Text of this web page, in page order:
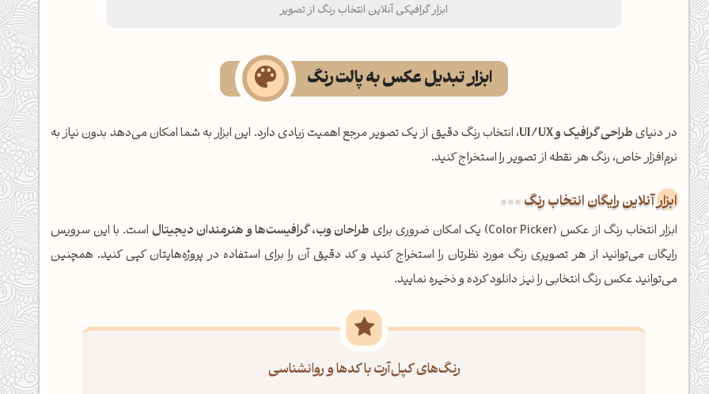
ابزار گرافیکی آنلاین انتخاب رنگ از تصویر
ابزار تبدیل عکس به پالت رنگ
در دنیایطراحی گرافیک و UI/UX
، انتخاب رنگ دقیق از یک تصویر مرجع اهمیت زیادی دارد. این ابزار به شما امکان می‌دهد بدون نیاز به
نرم‌افزار خاص، رنگ هر نقطه از تصویر را استخراج کنید.
ابزار آنلاین رایگان انتخاب رنگ
ابزار انتخاب رنگ از عکس (Color Picker) یک امکان ضروری برای طراحان وب، گرافیست‌ها و هنرمندان دیجیتالاست. با این سرویس
رایگان می‌توانید از هر تصویری رنگ مورد نظرتان را استخراج کنید و کد دقیق آن را برای استفاده در پروژه‌هایتان کپی کنید. همچنین
می‌توانید عکس رنگ انتخابی را نیز دانلود کرده و ذخیره نمایید.
رنگ‌های کپل‌آرت با کدها و روانشناسی